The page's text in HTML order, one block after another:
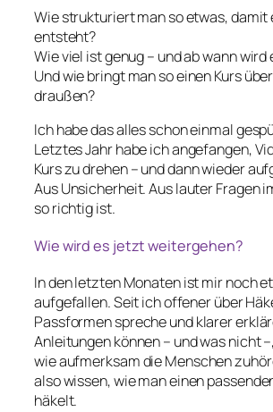
Wie strukturiert man so etwas, damit
entsteht?
Wie viel ist genug – und ab wann wird
Und wie bringt man so einen Kurs
draußen?
Ich habe das alles schon einmal
Letztes Jahr habe ich angefangen,
Kurs zu drehen – und dann wieder
Aus Unsicherheit. Aus lauter Fragen
so richtig ist.
Wie wird es jetzt weitergehen?
In den letzten Monaten ist mir noch
aufgefallen. Seit ich offener über
Passformen spreche und klarer
Anleitungen können – und was nicht
wie aufmerksam die Menschen
also wissen, wie man einen
häkelt.